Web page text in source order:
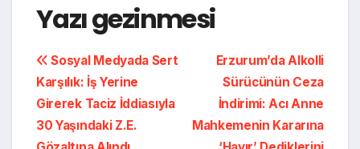
Yazı gezinmesi
Erzurum’da Alkolli
Sürücünün Ceza
İndirimi: Acı Anne
Mahkemenin Kararına
Sosyal Medyada Sert
Karşılık: İş Yerine
Girerek Taciz İddiasıyla
30 Yaşındaki Z.E.